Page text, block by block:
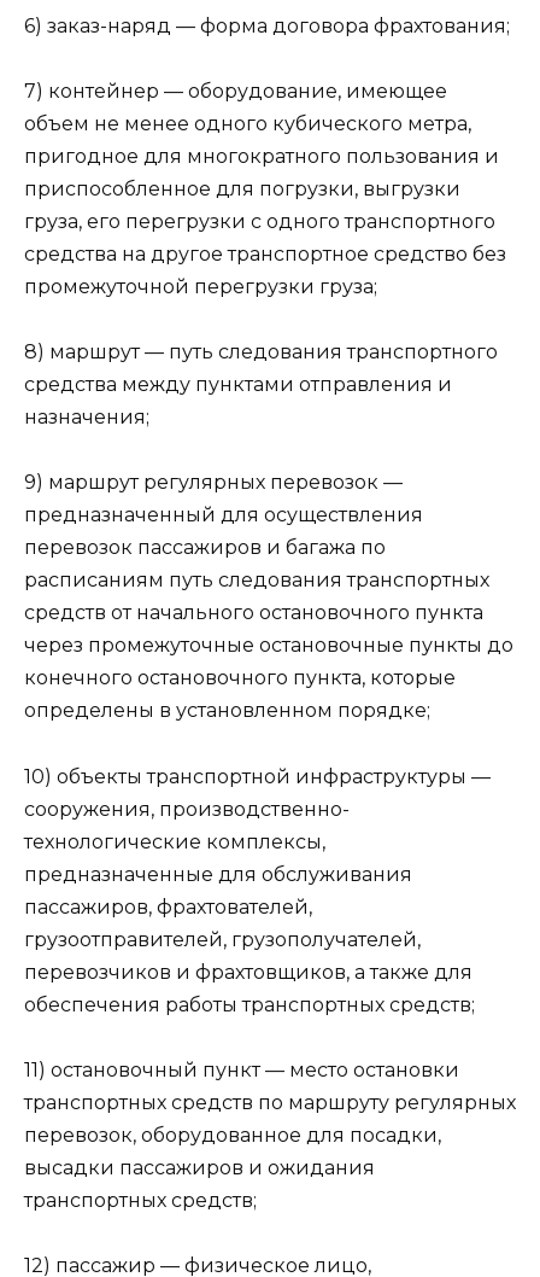
6) заказ-наряд — форма договора фрахтования;
7) контейнер — оборудование, имеющее
объем не менее одного кубического метра,
пригодное для многократного пользования и
приспособленное для погрузки, выгрузки
груза, его перегрузки с одного транспортного
средства на другое транспортное средство без
промежуточной перегрузки груза;
8) маршрут — путь следования транспортного
средства между пунктами отправления и
назначения;
9) маршрут регулярных перевозок —
предназначенный для осуществления
перевозок пассажиров и багажа по
расписаниям путь следования транспортных
средств от начального остановочного пункта
через промежуточные остановочные пункты до
конечного остановочного пункта, которые
определены в установленном порядке;
10) объекты транспортной инфраструктуры —
сооружения, производственно-
технологические комплексы,
предназначенные для обслуживания
пассажиров, фрахтователей,
грузоотправителей, грузополучателей,
перевозчиков и фрахтовщиков, а также для
обеспечения работы транспортных средств;
11) остановочный пункт — место остановки
транспортных средств по маршруту регулярных
перевозок, оборудованное для посадки,
высадки пассажиров и ожидания
транспортных средств;
12) пассажир — физическое лицо,